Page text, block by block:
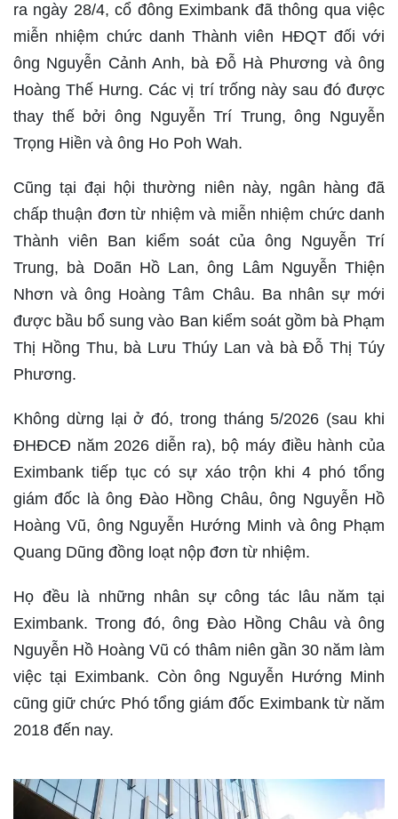
ra ngày 28/4, cổ đông Eximbank đã thông qua việc
miễn nhiệm chức danh Thành viên HĐQT đối với
ông Nguyễn Cảnh Anh, bà Đỗ Hà Phương và ông
Hoàng Thế Hưng. Các vị trí trống này sau đó được
thay thế bởi ông Nguyễn Trí Trung, ông Nguyễn
Trọng Hiền và ông Ho Poh Wah.
Cũng tại đại hội thường niên này, ngân hàng đã
chấp thuận đơn từ nhiệm và miễn nhiệm chức danh
Thành viên Ban kiểm soát của ông Nguyễn Trí
Trung, bà Doãn Hồ Lan, ông Lâm Nguyễn Thiện
Nhơn và ông Hoàng Tâm Châu. Ba nhân sự mới
được bầu bổ sung vào Ban kiểm soát gồm bà Phạm
Thị Hồng Thu, bà Lưu Thúy Lan và bà Đỗ Thị Túy
Phương.
Không dừng lại ở đó, trong tháng 5/2026 (sau khi
ĐHĐCĐ năm 2026 diễn ra), bộ máy điều hành của
Eximbank tiếp tục có sự xáo trộn khi 4 phó tổng
giám đốc là ông Đào Hồng Châu, ông Nguyễn Hồ
Hoàng Vũ, ông Nguyễn Hướng Minh và ông Phạm
Quang Dũng đồng loạt nộp đơn từ nhiệm.
Họ đều là những nhân sự công tác lâu năm tại
Eximbank. Trong đó, ông Đào Hồng Châu và ông
Nguyễn Hồ Hoàng Vũ có thâm niên gần 30 năm làm
việc tại Eximbank. Còn ông Nguyễn Hướng Minh
cũng giữ chức Phó tổng giám đốc Eximbank từ năm
2018 đến nay.